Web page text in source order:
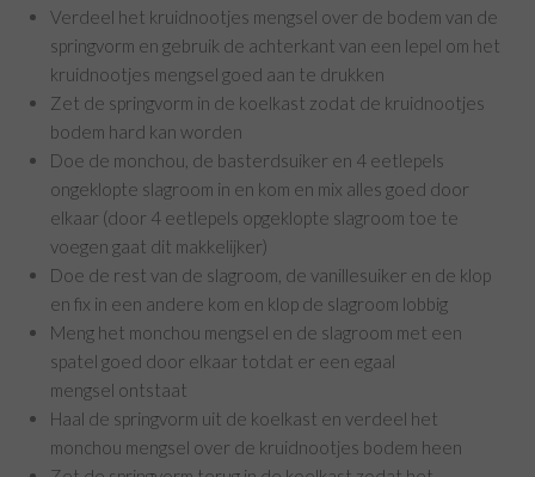
Verdeel het kruidnootjes mengsel over de bodem van de
springvorm en gebruik de achterkant van een lepel om het
kruidnootjes mengsel goed aan te drukken
Zet de springvorm in de koelkast zodat de kruidnootjes
bodem hard kan worden
Doe de monchou, de basterdsuiker en 4 eetlepels
ongeklopte slagroom in en kom en mix alles goed door
elkaar (door 4 eetlepels opgeklopte slagroom toe te
voegen gaat dit makkelijker)
Doe de rest van de slagroom, de vanillesuiker en de klop
en fix in een andere kom en klop de slagroom lobbig
Meng het monchou mengsel en de slagroom met een
spatel goed door elkaar totdat er een egaal
mengsel ontstaat
Haal de springvorm uit de koelkast en verdeel het
monchou mengsel over de kruidnootjes bodem heen